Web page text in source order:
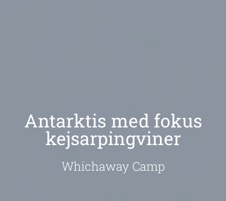
Antarktis med fokus
kejsarpingviner
Whichaway Camp